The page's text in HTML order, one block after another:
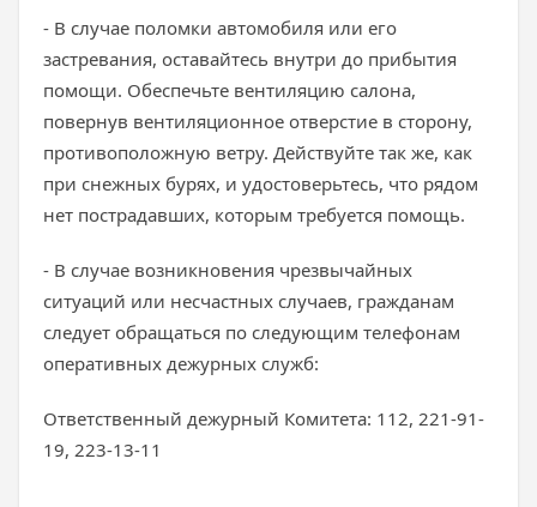
- В случае поломки автомобиля или его
застревания, оставайтесь внутри до прибытия
помощи. Обеспечьте вентиляцию салона,
повернув вентиляционное отверстие в сторону,
противоположную ветру. Действуйте так же, как
при снежных бурях, и удостоверьтесь, что рядом
нет пострадавших, которым требуется помощь.
- В случае возникновения чрезвычайных
ситуаций или несчастных случаев, гражданам
следует обращаться по следующим телефонам
оперативных дежурных служб:
Ответственный дежурный Комитета: 112, 221-91-
19, 223-13-11